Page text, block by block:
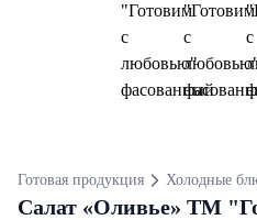
Готовая продукция Холодные
Салат «Оливье» ТМ